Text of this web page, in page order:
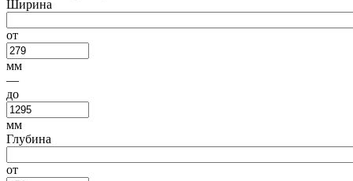
Ширина
от
мм
—
до
мм
Глубина
от